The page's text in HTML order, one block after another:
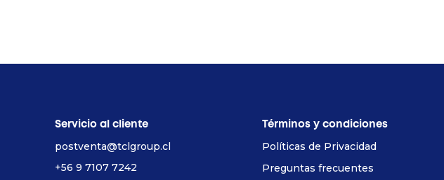
Servicio al cliente
postventa@tclgroup.cl
+56 9 7107 7242
Términos y condiciones
Políticas de Privacidad
Preguntas frecuentes